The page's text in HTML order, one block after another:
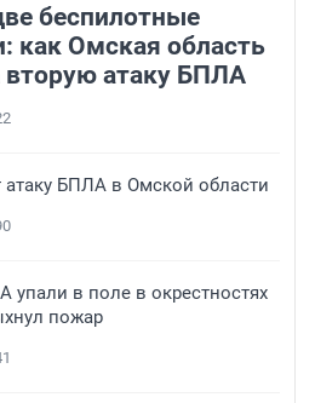
беспилотные
как Омская область
вторую атаку БПЛА
атаку БПЛА в Омской области
в поле в окрестностях
пожар